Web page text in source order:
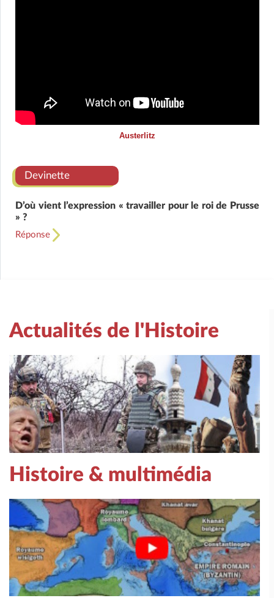
Austerlitz
Devinette
D’où vient l’expression « travailler pour le roi de Prusse
» ?
Réponse
Actualités de l'Histoire
Histoire & multimédia